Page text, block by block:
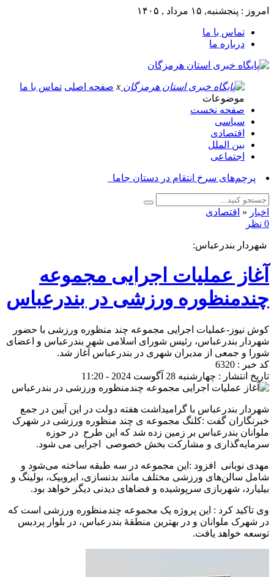
امروز : پنجشنبه, ۱۵ مرداد , ۱۴۰۵
تماس با ما
درباره ما
x صفحه اصلی تماس با ما
موضوعات
صفحه نخست
سیاسی
اقتصادی
بین الملل
اجتماعی
پرچم‌های سرخ انتقام در دستان جاماندگان پی_
اخبار « اقتصادی
0 نظر
شهردار بندرعباس:
آغاز عملیات اجرایی مجموعه
چندمنظوره ورزشی در بندرعباس
کوش نیوز-عملیات اجرایی مجموعه چند منظوره ورزشی با حضور
شهردار بندرعباس، رئیس شورای اسلامی شهر بندرعباس و اعضای
شورا و جمعی از مدیران شهری در بندرعباس آغاز شد.
کد خبر : 6320
تاریخ انتشار : چهارشنبه 28 آگوست 2024 - 11:20
شهردار بندرعباس با گرامیداشت هفته دولت در این آیین در جمع
خبرنگاران گفت :کلنگ مجموعه ی چند منظوره ورزشی در شهرک
ملوانان بندرعباس بر زمین زده شد که این طرح در حوزه
سرمایه‌گذاری و مشارکت بخش خصوصی اجرایی می شود.
مهدی نوبانی افزود :این مجموعه در سه طبقه ساخته می‌شود و
شامل سالن‌های ورزشی مختلف مانند بدنسازی، ایروبیک، بولینگ و
بیلیارد، شهربازی سرپوشیده و فضاهای دیدنی دیگر خواهد بود.
وی تاکید کرد : این پروژه یک مجموعه چندمنظوره ورزشی است که
در شهرک ملوانان و در بهترین منطقۀ بندرعباس، در بلوار پردیس
توسعه خواهد یافت.